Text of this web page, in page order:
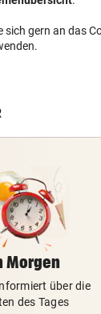
sich gern an das
Morgen
über die
des Tages